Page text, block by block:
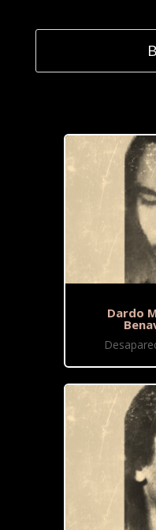
Dardo